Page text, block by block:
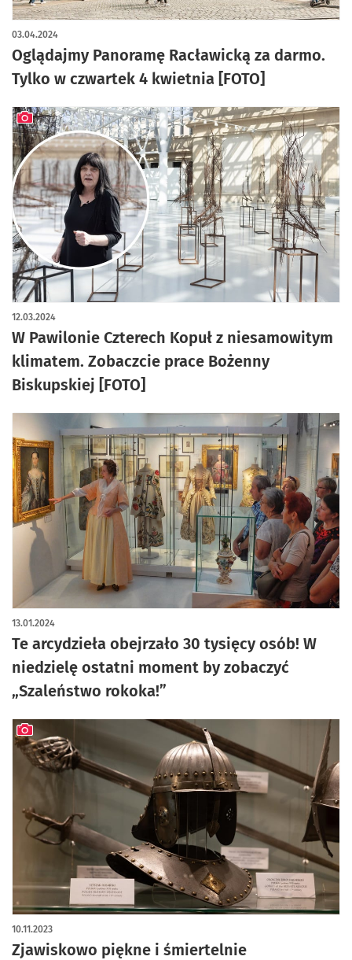
Oglądajmy Panoramę Racławicką za darmo.
Tylko w czwartek 4 kwietnia [FOTO]
03.04.2024
W Pawilonie Czterech Kopuł z niesamowitym
klimatem. Zobaczcie prace Bożenny
Biskupskiej [FOTO]
12.03.2024
artykuł z galerią zdjęć
Te arcydzieła obejrzało 30 tysięcy osób! W
niedzielę ostatni moment by zobaczyć
„Szaleństwo rokoka!”
13.01.2024
Zjawiskowo piękne i śmiertelnie
10.11.2023
artykuł z galerią zdjęć